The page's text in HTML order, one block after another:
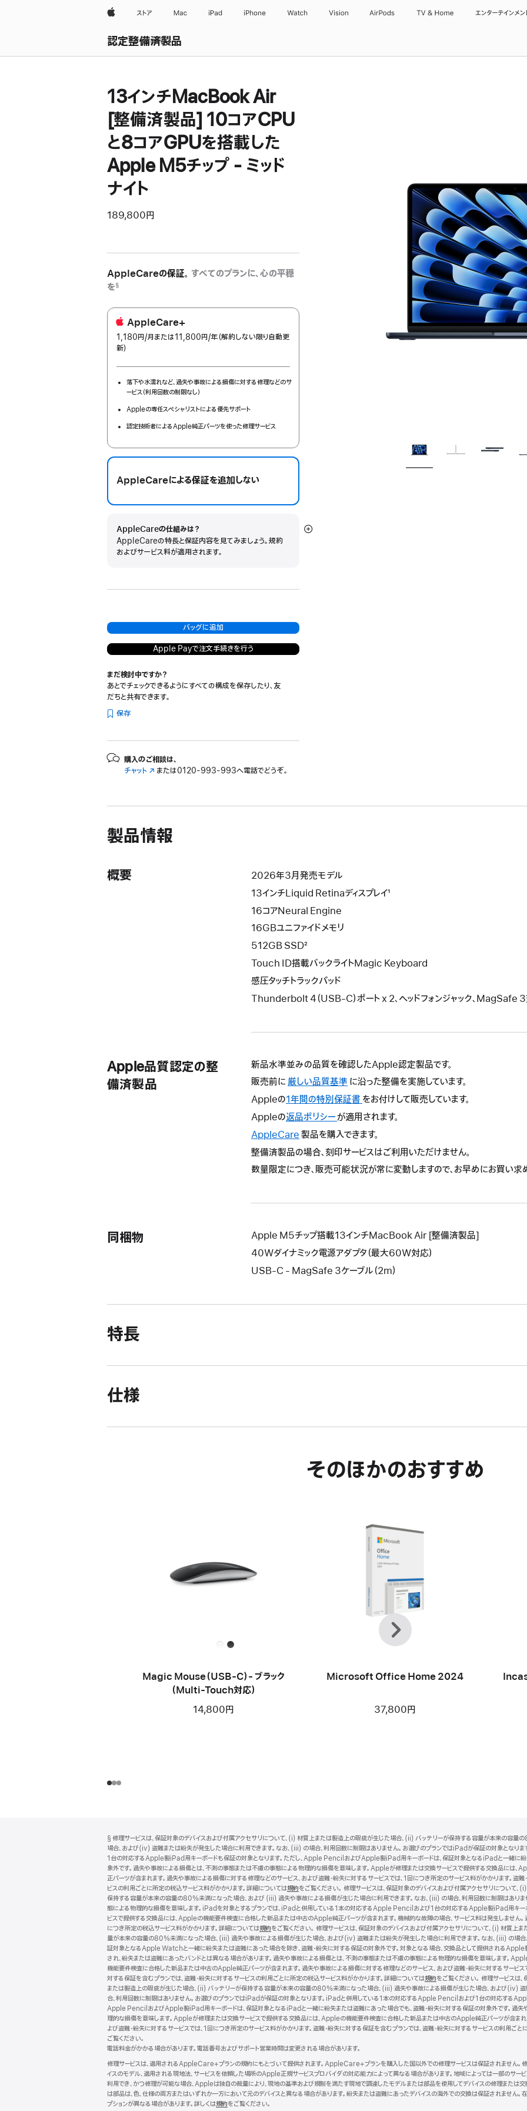
Appleストア Mac iPad iPhone Watch Vision AirPods TV & Home エンターテインメン
認定整備済製品
すべて表示
13インチMacBook Air
[整備済製品] 10コアCPU
と8コアGPUを搭載した
Apple M5チップ - ミッド
ナイト
189,800円
AppleCareの保証。 すべてのプランに、心の平穏
を§
AppleCare+
1,180円/月per
または11,800円/年年
（解約しない限り自動更
新）
落下や水濡れなど、過失や事故による損傷に対する修理などのサ
ービス（利用回数の制限なし）
Appleの専任スペシャリストによる優先サポート
認定技術者によるApple純正パーツを使った修理サービス
AppleCareによる保証を追加しない
AppleCareの仕組みは？
AppleCareの特長と保証内容を見てみましょう。規約
およびサービス料が適用されます。
詳
バッグに追加
Apple Payで注文手続きを行う
まだ検討中ですか？
あとでチェックできるようにすべての構成を保存したり、友
だちと共有できます。
保存
購入のご相談は、
チャット （新
イ
ド
ウ
または0120-993-993へ電話でどうぞ。
製品情報
概要
2026年3月発売モデル
13インチLiquid Retinaディスプレイ¹
16コアNeural Engine
16GBユニファイドメモリ
512GB SSD²
Touch ID搭載バックライトMagic Keyboard
感圧タッチトラックパッド
Thunderbolt 4（USB-C）ポート x 2、ヘッドフォンジャック、MagSafe 3
Apple品質認定の整
備済製品
新品水準並みの品質を確認したApple認定製品です。
販売前に 厳しい品質基準 に沿った整備を実施しています。
Appleの1年間の特別保証書 こ
の
作
に
よ
ウ
イ
ド
が
をお付けして販売しています。
Appleの返品ポリシーこ
の
作
に
い
ウ
イ
ウ
が適用されます。
AppleCare こ
の
作
よ
新
い
ウ
き
製品を購入できます。
整備済製品の場合、刻印サービスはご利用いただけません。
数量限定につき、販売可能状況が常に変動しますので、お早めにお買い求
同梱物
Apple M5チップ搭載13インチMacBook Air [整備済製品]
40Wダイナミック電源アダプタ（最大60W対応）
USB-C - MagSafe 3ケーブル（2m）
特長
仕様
そのほかのおすすめ
Magic Mouse（USB-C）- ブラック
（Multi-Touch対応）
14,800円
Microsoft Office Home 2024
37,800円
前
へ
次
ッ
タ
ー
注
§ 修理サービスは、保証対象のデバイスおよび付属アクセサリについて、(i) 材質上または製造上の瑕疵が生じた場合、(ii) バッテリーが保持する容量が本来の容
場合、および(iv) 盗難または紛失が発生した場合に利用できます。なお、(iii) の場合、利用回数に制限はありません。お選びのプランではiPadが保証の対象とな
1台の対応するApple製iPad用キーボードも保証の対象となります。ただし、Apple PencilおよびApple製iPad用キーボードは、保証対象となるiPadと一緒に紛
象外です。過失や事故による損傷とは、不測の事態または不慮の事態による物理的な損傷を意味します。Appleが修理または交換サービスで提供する交換品には
正パーツが含まれます。過失や事故による損傷に対する修理などのサービス、および盗難・紛失に対するサービスでは、1回につき所定のサービス料がかかります。盗
ビスの利用ごとに所定の税込サービス料がかかります。詳細については規約（新
規
ウ
イ
ン
ド
ウ
で
開
き
ま
す）
をご覧ください。 修理サービスは、保証対象のデバイスおよび付属アクセサリについて
保持する容量が本来の容量の80%未満になった場合、および (iii) 過失や事故による損傷が生じた場合に利用できます。なお、(iii) の場合、利用回数に制限はあり
態による物理的な損傷を意味します。iPadを対象とするプランでは、iPadと併用している1本の対応するApple Pencilおよび1台の対応するApple製iPad用キー
ビスで提供する交換品には、Appleの機能要件検査に合格した新品または中古のApple純正パーツが含まれます。機械的な故障の場合、サービス料は発生しません
につき所定の税込サービス料がかかります。詳細については規約（新
規
ウ
イ
ン
ド
ウ
で
開
き
ま
をご覧ください。 修理サービスは、保証対象のデバイスおよび付属アクセサリについて、(i) 材質上
量が本来の容量の80%未満になった場合、(iii) 過失や事故による損傷が生じた場合、および(iv) 盗難または紛失が発生した場合に利用できます。なお、(iii) の場
証対象となるApple Watchと一緒に紛失または盗難にあった場合を除き、盗難・紛失に対する保証の対象外です。対象となる場合、交換品として提供されるApple
され、紛失または盗難にあったバンドとは異なる場合があります。過失や事故による損傷とは、不測の事態または不慮の事態による物理的な損傷を意味します。
機能要件検査に合格した新品または中古のApple純正パーツが含まれます。過失や事故による損傷に対する修理などのサービス、および盗難・紛失に対するサービス
対する保証を含むプランでは、盗難・紛失に対するサービスの利用ごとに所定の税込サービス料がかかります。詳細については規約（新
規
ウ
イ
ン
ド
き
ま
す）
をご覧ください。 修理サービスは
または製造上の瑕疵が生じた場合、(ii) バッテリーが保持する容量が本来の容量の80%未満になった場合、(iii) 過失や事故による損傷が生じた場合、および(iv)
合、利用回数に制限はありません。お選びのプランではiPadが保証の対象となります。iPadと併用している1本の対応するApple Pencilおよび1台の対応する
Apple PencilおよびApple製iPad用キーボードは、保証対象となるiPadと一緒に紛失または盗難にあった場合でも、盗難・紛失に対する保証の対象外です。過失
理的な損傷を意味します。Appleが修理または交換サービスで提供する交換品には、Appleの機能要件検査に合格した新品または中古のApple純正パーツが含まれ
よび盗難・紛失に対するサービスでは、1回につき所定のサービス料がかかります。盗難・紛失に対する保証を含むプランでは、盗難・紛失に対するサービスの利用ご
ご覧ください。
電話料金がかかる場合があります。電話番号およびサポート営業時間は変更される場合があります。
修理サービスは、適用されるAppleCare+プランの規約にもとづいて提供されます。AppleCare+プランを購入した国以外での修理サービスは保証されません。
イスのモデル、適用される現地法、サービスを依頼した場所のApple正規サービスプロバイダの対応能力によって異なる場合があります。地域によっては一部のサー
利用でき、かつ修理が可能な場合、Appleは独自の裁量により、現地の基準および規制を満たす現地で調達したモデルまたは部品を使用してデバイスの修理または
は部品は、色、仕様の両方またはいずれか一方において元のデバイスと異なる場合があります。紛失または盗難にあったデバイスの海外での交換は保証されません。
プションが異なる場合があります。詳しくは規約（新
をご覧ください。